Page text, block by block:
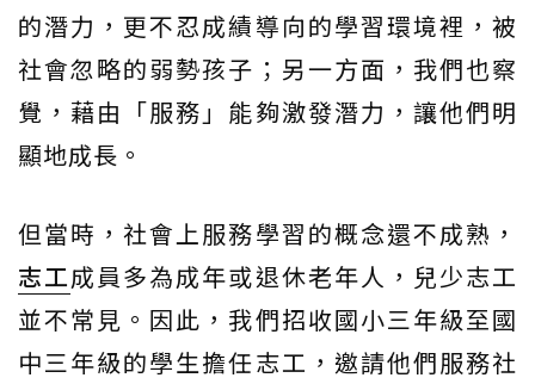
的潛力，更不忍成績導向的學習環境裡，被
社會忽略的弱勢孩子；另一方面，我們也察
覺，藉由「服務」能夠激發潛力，讓他們明
顯地成長。
但當時，社會上服務學習的概念還不成熟，
志工成員多為成年或退休老年人，兒少志工
並不常見。因此，我們招收國小三年級至國
中三年級的學生擔任志工，邀請他們服務社